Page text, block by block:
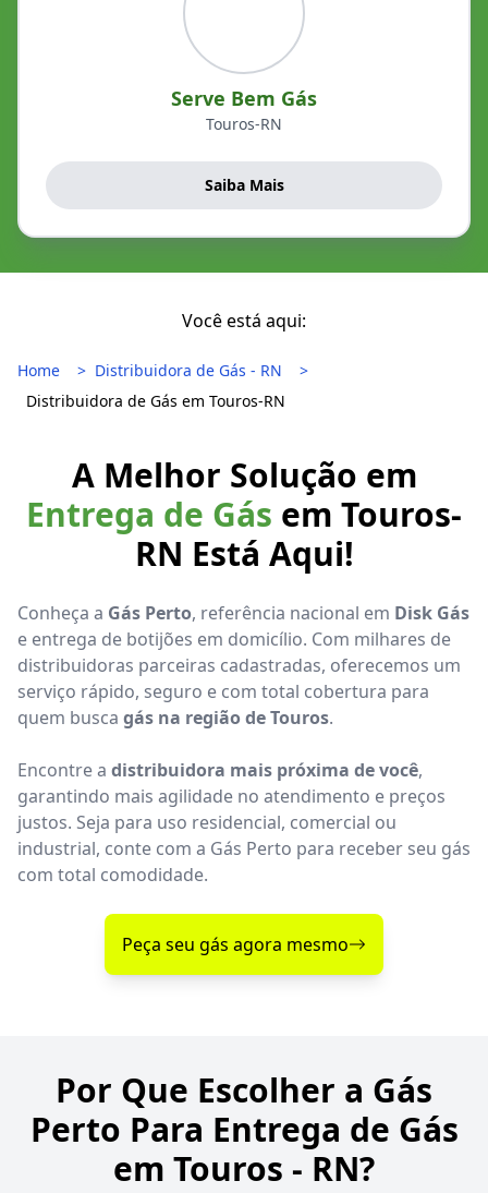
Serve Bem Gás
Touros-RN
Saiba Mais
Você está aqui:
Home
Distribuidora de Gás - RN
Distribuidora de Gás em Touros-RN
A Melhor Solução em
Entrega de Gás em Touros-
RN Está Aqui!
Conheça a Gás Perto, referência nacional em Disk Gás
e entrega de botijões em domicílio. Com milhares de
distribuidoras parceiras cadastradas, oferecemos um
serviço rápido, seguro e com total cobertura para
quem busca gás na região de Touros.
Encontre a distribuidora mais próxima de você,
garantindo mais agilidade no atendimento e preços
justos. Seja para uso residencial, comercial ou
industrial, conte com a Gás Perto para receber seu gás
com total comodidade.
Peça seu gás agora mesmo
Por Que Escolher a Gás
Perto Para Entrega de Gás
em Touros - RN?